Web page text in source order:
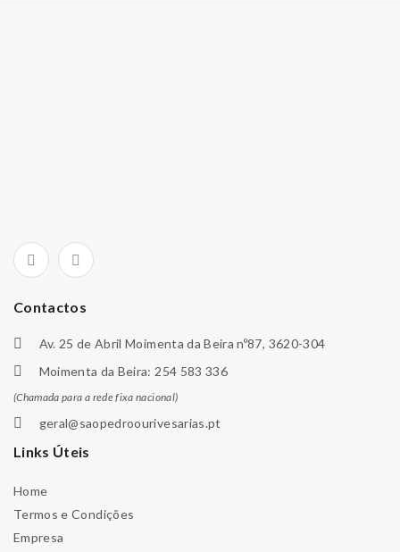
Contactos
Av. 25 de Abril Moimenta da Beira nº87, 3620-304
Moimenta da Beira: 254 583 336
(Chamada para a rede fixa nacional)
geral@saopedroourivesarias.pt
Links Úteis
Home
Termos e Condições
Empresa